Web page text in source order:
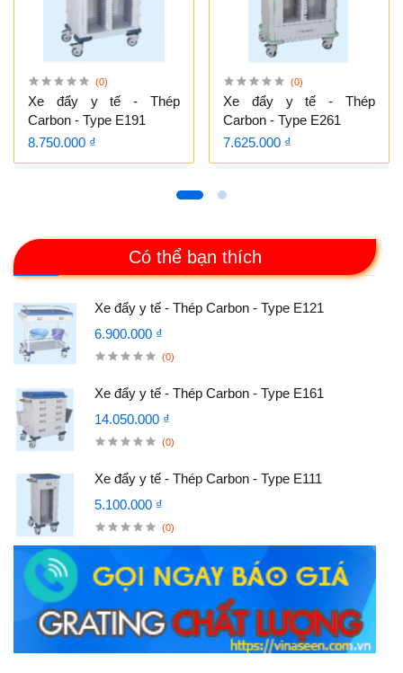
Có thể bạn thích
Xe đẩy y tế - Thép Carbon - Type E121
6.900.000 ₫
(0)
Xe đẩy y tế - Thép Carbon - Type E161
14.050.000 ₫
(0)
Xe đẩy y tế - Thép Carbon - Type E111
5.100.000 ₫
(0)
(0)
Xe đẩy y tế - Thép
Carbon - Type E191
8.750.000 ₫
(0)
Xe đẩy y tế - Thép
Carbon - Type E261
7.625.000 ₫